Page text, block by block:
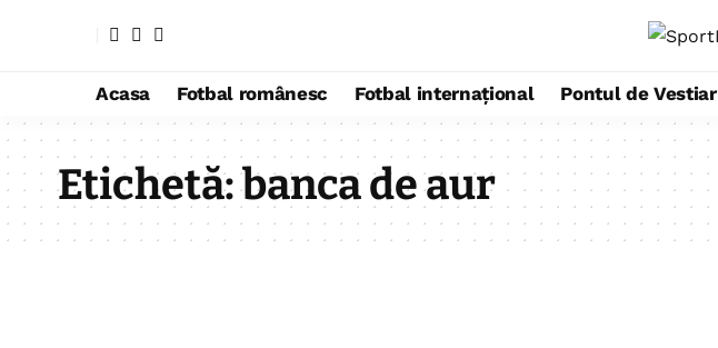
Acasa Fotbal românesc Fotbal internațional Pontul de Vestiar
Etichetă:banca de aur